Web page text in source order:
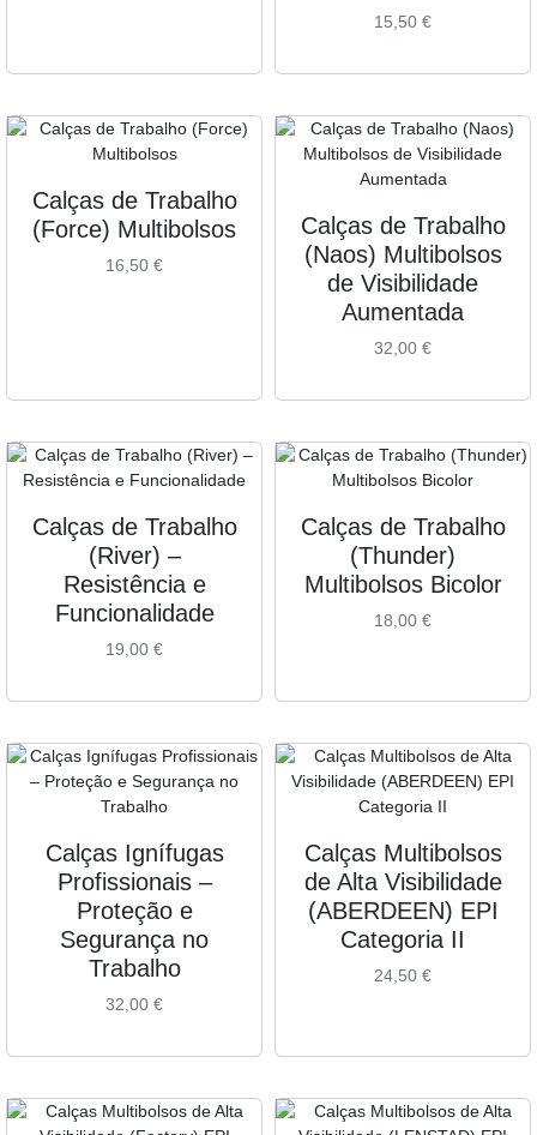
15,50 €
Calças de Trabalho
(Force) Multibolsos
16,50 €
Calças de Trabalho
(Naos) Multibolsos
de Visibilidade
Aumentada
32,00 €
Calças de Trabalho
(River) –
Resistência e
Funcionalidade
19,00 €
Calças de Trabalho
(Thunder)
Multibolsos Bicolor
18,00 €
Calças Ignífugas
Profissionais –
Proteção e
Segurança no
Trabalho
32,00 €
Calças Multibolsos
de Alta Visibilidade
(ABERDEEN) EPI
Categoria II
24,50 €